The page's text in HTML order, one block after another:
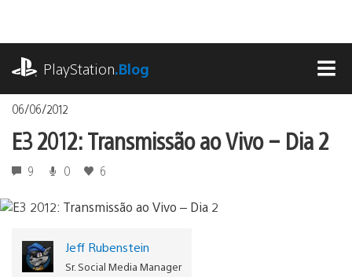
o
conteúdoPlayStation.Blog
06/06/2012
E3 2012: Transmissão ao Vivo – Dia 2
9 0 6
Jeff Rubenstein
Sr. Social Media Manager